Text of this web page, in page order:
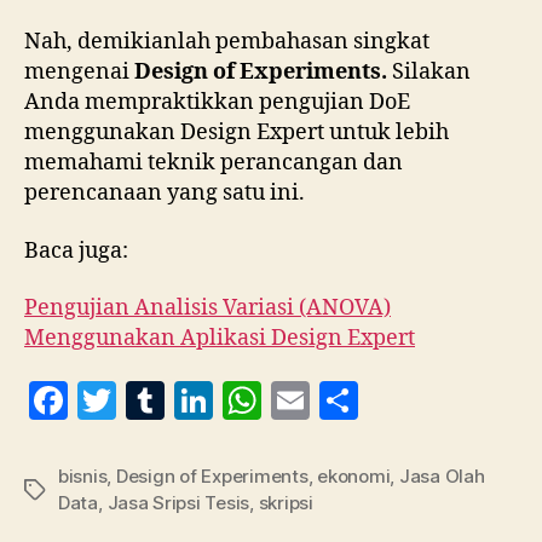
Nah, demikianlah pembahasan singkat
mengenaiDesign of Experiments. Silakan
Anda mempraktikkan pengujian DoE
menggunakan Design Expert untuk lebih
memahami teknik perancangan dan
perencanaan yang satu ini.
Baca juga:
Pengujian Analisis Variasi (ANOVA)
Menggunakan Aplikasi Design Expert
F
c
e
T
itt
er
T
m
bl
Li
k
e
W
at
s
E
ai
l
a
Tag
bisnis, Design of Experiments, ekonomi, Jasa Olah
Data, Jasa Sripsi Tesis, skripsi